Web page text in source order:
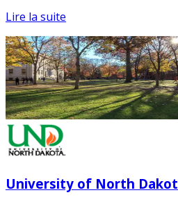
Lire la suite
University of North